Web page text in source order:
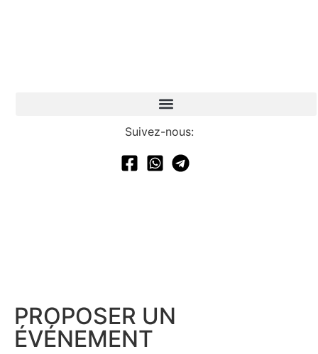
Suivez-nous:
PROPOSER UN
ÉVÉNEMENT​